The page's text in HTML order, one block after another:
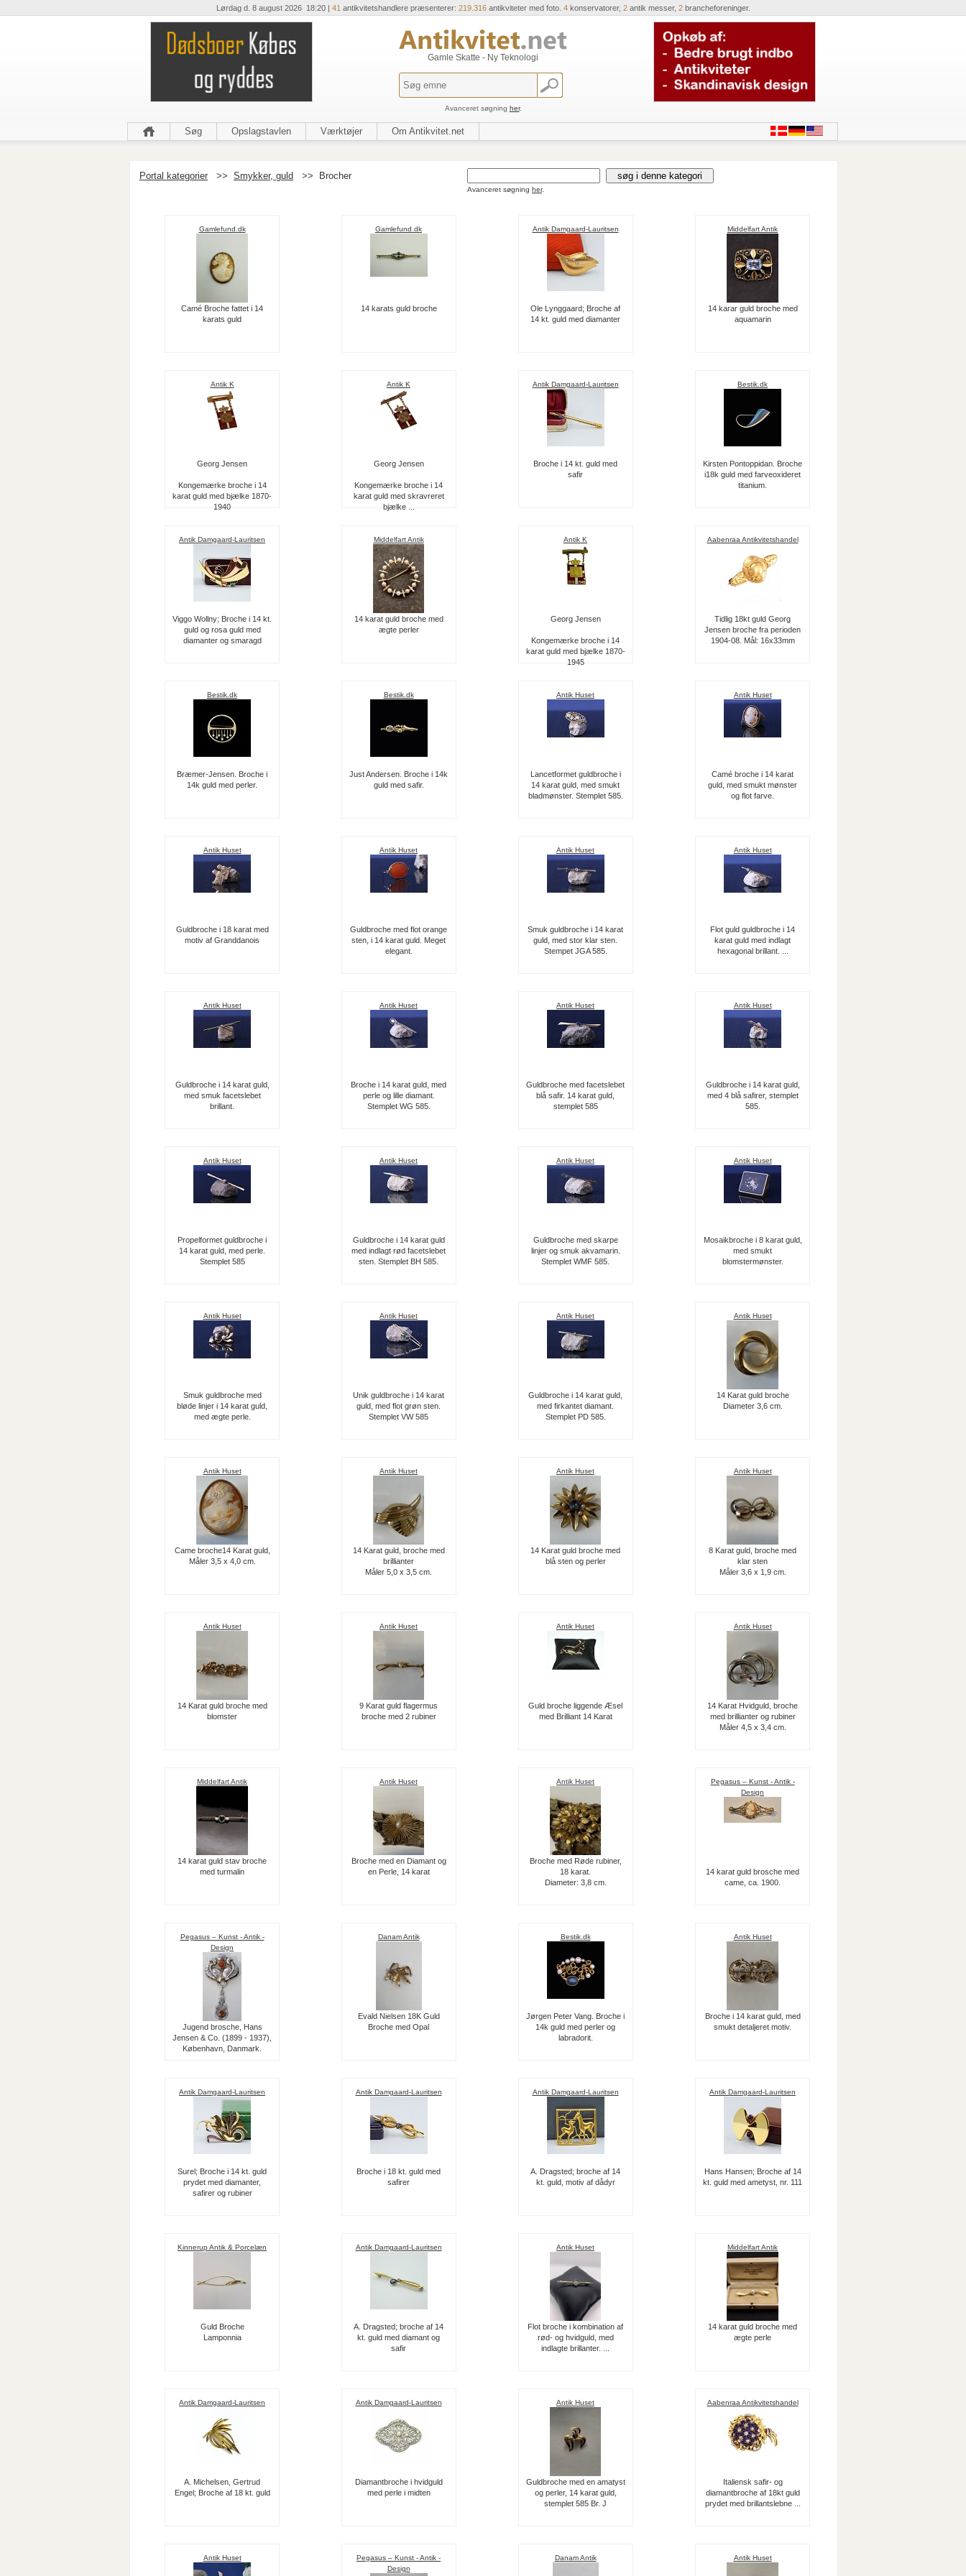
Lørdag d. 8 august 2026 18:20 | 41 antikvitetshandlere præsenterer: 219.316antikviteter med foto. 4konservatorer, 2antik messer, 2brancheforeninger.
Gamle Skatte - Ny Teknologi
Avanceret søgning her.
Søg Opslagstavlen Værktøjer Om Antikvitet.net
Portal kategorier >> Smykker, guld >> Brocher
Avanceret søgning her.
Gamlefund.dk
Camé Broche fattet i 14
karats guld
Gamlefund.dk
14 karats guld broche
Antik Damgaard-Lauritsen
Ole Lynggaard; Broche af
14 kt. guld med diamanter
Middelfart Antik
14 karar guld broche med
aquamarin
Antik K
Georg Jensen
Kongemærke broche i 14
karat guld med bjælke 1870-
1940
Antik K
Georg Jensen
Kongemærke broche i 14
karat guld med skravreret
bjælke ...
Antik Damgaard-Lauritsen
Broche i 14 kt. guld med
safir
Bestik.dk
Kirsten Pontoppidan. Broche
i18k guld med farveoxideret
titanium.
Antik Damgaard-Lauritsen
Viggo Wollny; Broche i 14 kt.
guld og rosa guld med
diamanter og smaragd
Middelfart Antik
14 karat guld broche med
ægte perler
Antik K
Georg Jensen
Kongemærke broche i 14
karat guld med bjælke 1870-
1945
Aabenraa Antikvitetshandel
Tidlig 18kt guld Georg
Jensen broche fra perioden
1904-08. Mål: 16x33mm
Bestik.dk
Bræmer-Jensen. Broche i
14k guld med perler.
Bestik.dk
Just Andersen. Broche i 14k
guld med safir.
Antik Huset
Lancetformet guldbroche i
14 karat guld, med smukt
bladmønster. Stemplet 585.
Antik Huset
Camé broche i 14 karat
guld, med smukt mønster
og flot farve.
Antik Huset
Guldbroche i 18 karat med
motiv af Granddanois
Antik Huset
Guldbroche med flot orange
sten, i 14 karat guld. Meget
elegant.
Antik Huset
Smuk guldbroche i 14 karat
guld, med stor klar sten.
Stempet JGA 585.
Antik Huset
Flot guld guldbroche i 14
karat guld med indlagt
hexagonal brillant. ...
Antik Huset
Guldbroche i 14 karat guld,
med smuk facetslebet
brillant.
Antik Huset
Broche i 14 karat guld, med
perle og lille diamant.
Stemplet WG 585.
Antik Huset
Guldbroche med facetslebet
blå safir. 14 karat guld,
stemplet 585
Antik Huset
Guldbroche i 14 karat guld,
med 4 blå safirer, stemplet
585.
Antik Huset
Propelformet guldbroche i
14 karat guld, med perle.
Stemplet 585
Antik Huset
Guldbroche i 14 karat guld
med indlagt rød facetslebet
sten. Stemplet BH 585.
Antik Huset
Guldbroche med skarpe
linjer og smuk akvamarin.
Stemplet WMF 585.
Antik Huset
Mosaikbroche i 8 karat guld,
med smukt
blomstermønster.
Antik Huset
Smuk guldbroche med
bløde linjer i 14 karat guld,
med ægte perle.
Antik Huset
Unik guldbroche i 14 karat
guld, med flot grøn sten.
Stemplet VW 585
Antik Huset
Guldbroche i 14 karat guld,
med firkantet diamant.
Stemplet PD 585.
Antik Huset
14 Karat guld broche
Diameter 3,6 cm.
Antik Huset
Came broche14 Karat guld,
Måler 3,5 x 4,0 cm.
Antik Huset
14 Karat guld, broche med
brillianter
Måler 5,0 x 3,5 cm.
Antik Huset
14 Karat guld broche med
blå sten og perler
Antik Huset
8 Karat guld, broche med
klar sten
Måler 3,6 x 1,9 cm.
Antik Huset
14 Karat guld broche med
blomster
Antik Huset
9 Karat guld flagermus
broche med 2 rubiner
Antik Huset
Guld broche liggende Æsel
med Brilliant 14 Karat
Antik Huset
14 Karat Hvidguld, broche
med brillianter og rubiner
Måler 4,5 x 3,4 cm.
Middelfart Antik
14 karat guld stav broche
med turmalin
Antik Huset
Broche med en Diamant og
en Perle, 14 karat
Antik Huset
Broche med Røde rubiner,
18 karat.
Diameter: 3,8 cm.
Pegasus – Kunst - Antik -
Design
14 karat guld brosche med
came, ca. 1900.
Pegasus – Kunst - Antik -
Design
Jugend brosche, Hans
Jensen & Co. (1899 - 1937),
København, Danmark.
Danam Antik
Evald Nielsen 18K Guld
Broche med Opal
Bestik.dk
Jørgen Peter Vang. Broche i
14k guld med perler og
labradorit.
Antik Huset
Broche i 14 karat guld, med
smukt detaljeret motiv.
Antik Damgaard-Lauritsen
Surel; Broche i 14 kt. guld
prydet med diamanter,
safirer og rubiner
Antik Damgaard-Lauritsen
Broche i 18 kt. guld med
safirer
Antik Damgaard-Lauritsen
A. Dragsted; broche af 14
kt. guld, motiv af dådyr
Antik Damgaard-Lauritsen
Hans Hansen; Broche af 14
kt. guld med ametyst, nr. 111
Kinnerup Antik & Porcelæn
Guld Broche
Lamponnia
Antik Damgaard-Lauritsen
A. Dragsted; broche af 14
kt. guld med diamant og
safir
Antik Huset
Flot broche i kombination af
rød- og hvidguld, med
indlagte brillanter. ...
Middelfart Antik
14 karat guld broche med
ægte perle
Antik Damgaard-Lauritsen
A. Michelsen, Gertrud
Engel; Broche af 18 kt. guld
Antik Damgaard-Lauritsen
Diamantbroche i hvidguld
med perle i midten
Antik Huset
Guldbroche med en amatyst
og perler, 14 karat guld,
stemplet 585 Br. J
Aabenraa Antikvitetshandel
Italiensk safir- og
diamantbroche af 18kt guld
prydet med brillantslebne ...
Antik Huset
Pegasus – Kunst - Antik -
Design
Danam Antik Antik Huset